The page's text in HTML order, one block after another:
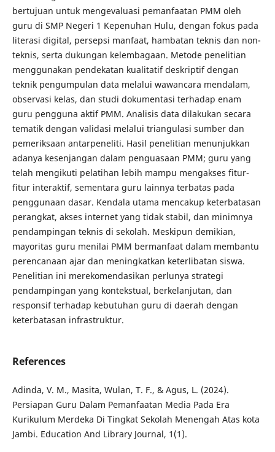
bertujuan untuk mengevaluasi pemanfaatan PMM oleh
guru di SMP Negeri 1 Kepenuhan Hulu, dengan fokus pada
literasi digital, persepsi manfaat, hambatan teknis dan non-
teknis, serta dukungan kelembagaan. Metode penelitian
menggunakan pendekatan kualitatif deskriptif dengan
teknik pengumpulan data melalui wawancara mendalam,
observasi kelas, dan studi dokumentasi terhadap enam
guru pengguna aktif PMM. Analisis data dilakukan secara
tematik dengan validasi melalui triangulasi sumber dan
pemeriksaan antarpeneliti. Hasil penelitian menunjukkan
adanya kesenjangan dalam penguasaan PMM; guru yang
telah mengikuti pelatihan lebih mampu mengakses fitur-
fitur interaktif, sementara guru lainnya terbatas pada
penggunaan dasar. Kendala utama mencakup keterbatasan
perangkat, akses internet yang tidak stabil, dan minimnya
pendampingan teknis di sekolah. Meskipun demikian,
mayoritas guru menilai PMM bermanfaat dalam membantu
perencanaan ajar dan meningkatkan keterlibatan siswa.
Penelitian ini merekomendasikan perlunya strategi
pendampingan yang kontekstual, berkelanjutan, dan
responsif terhadap kebutuhan guru di daerah dengan
keterbatasan infrastruktur.
References
Adinda, V. M., Masita, Wulan, T. F., & Agus, L. (2024).
Persiapan Guru Dalam Pemanfaatan Media Pada Era
Kurikulum Merdeka Di Tingkat Sekolah Menengah Atas kota
Jambi. Education And Library Journal, 1(1).